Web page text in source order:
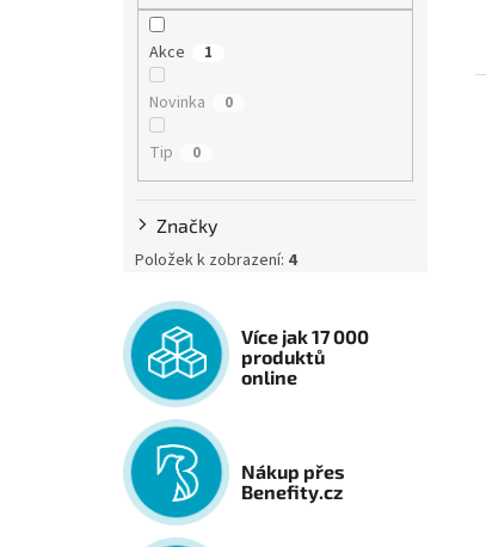
Akce 1
Novinka 0
Tip 0
Značky
Položek k zobrazení: 4
Více jak 17 000
produktů
online
Nákup přes
Benefity.cz